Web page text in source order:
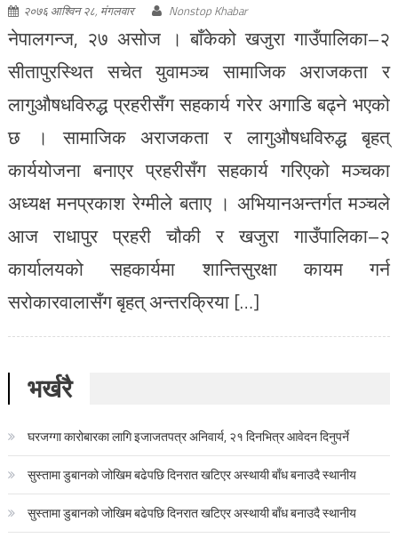
२०७६ आश्विन २८, मंगलवार Nonstop Khabar
नेपालगन्ज, २७ असोज । बाँकेको खजुरा गाउँपालिका–२
सीतापुरस्थित सचेत युवामञ्च सामाजिक अराजकता र
लागुऔषधविरुद्ध प्रहरीसँग सहकार्य गरेर अगाडि बढ्ने भएको
छ । सामाजिक अराजकता र लागुऔषधविरुद्ध बृहत्
कार्ययोजना बनाएर प्रहरीसँग सहकार्य गरिएको मञ्चका
अध्यक्ष मनप्रकाश रेग्मीले बताए । अभियानअन्तर्गत मञ्चले
आज राधापुर प्रहरी चौकी र खजुरा गाउँपालिका–२
कार्यालयको सहकार्यमा शान्तिसुरक्षा कायम गर्न
सरोकारवालासँग बृहत् अन्तरक्रिया […]
भर्खरै
घरजग्गा कारोबारका लागि इजाजतपत्र अनिवार्य, २१ दिनभित्र आवेदन दिनुपर्ने
सुस्तामा डुबानको जोखिम बढेपछि दिनरात खटिएर अस्थायी बाँध बनाउदै स्थानीय
सुस्तामा डुबानको जोखिम बढेपछि दिनरात खटिएर अस्थायी बाँध बनाउदै स्थानीय